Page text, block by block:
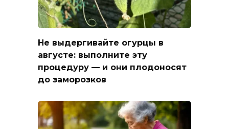
Не выдергивайте огурцы в
августе: выполните эту
процедуру — и они плодоносят
до заморозков